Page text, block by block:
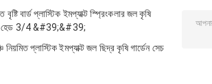
বৃষ্টি বার্ড প্লাস্টিক ইমপ্যাক্ট স্প্রিংকলার জল কৃষি
হেড 3/4 &#39;&#39;
নিয়মিত প্লাস্টিক ইমপ্যাক্ট জল ছিদ্র কৃষি গার্ডেন সেচ